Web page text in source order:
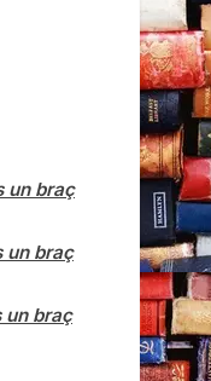
un braç
un braç
un braç